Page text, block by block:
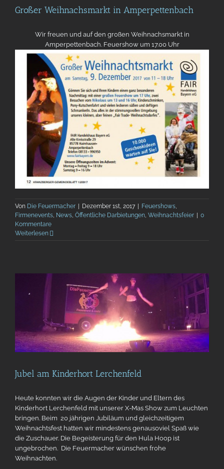
Großer Weihnachsmarkt in Amperpettenbach
Wir freuen und auf den großen Weihnachsmarkt in
Amperpettenbach. Feuershow um 17.00 Uhr
Von Die Feuermacher | Dezember 1st, 2017 | Feuershows
Firmenevents News Öffentliche Darbietungen Weihnachtsfeier | 0
Kommentare
Weiterlesen
Jubel am Kinderhort Lerchenfeld
Heute konnten wir die Augen der Kinder und Eltern des
Kinderhort Lerchenfeld mit unserer X-Mas Show zum Leuchten
bringen. Beim 20 jährigen Jubiläum und gleichzeitigem
Weihnachtsfest hatten wir mindestens genausoviel Spaß wie
die Zuschauer. Die Begeisterung für den Hula Hoop ist
ungebrochen. Die Feuermacher wünschen frohe
Weihnachten.